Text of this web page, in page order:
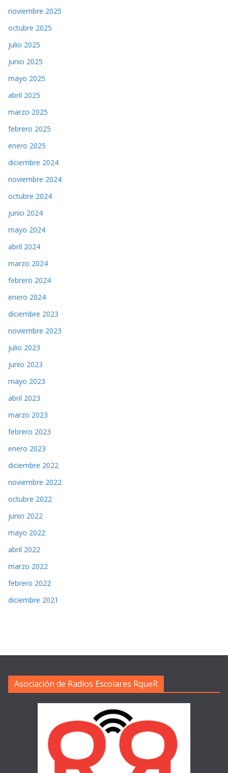
noviembre 2025
octubre 2025
julio 2025
junio 2025
mayo 2025
abril 2025
marzo 2025
febrero 2025
enero 2025
diciembre 2024
noviembre 2024
octubre 2024
junio 2024
mayo 2024
abril 2024
marzo 2024
febrero 2024
enero 2024
diciembre 2023
noviembre 2023
julio 2023
junio 2023
mayo 2023
abril 2023
marzo 2023
febrero 2023
enero 2023
diciembre 2022
noviembre 2022
octubre 2022
junio 2022
mayo 2022
abril 2022
marzo 2022
febrero 2022
diciembre 2021
Asociación de Radios Escolares RqueR